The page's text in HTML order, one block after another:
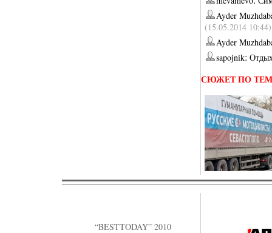
Ayder
(15.05.2014 10:44)
Ayder
sapojnik:
СЮЖЕТ ПО
“BESTTODAY” 2010